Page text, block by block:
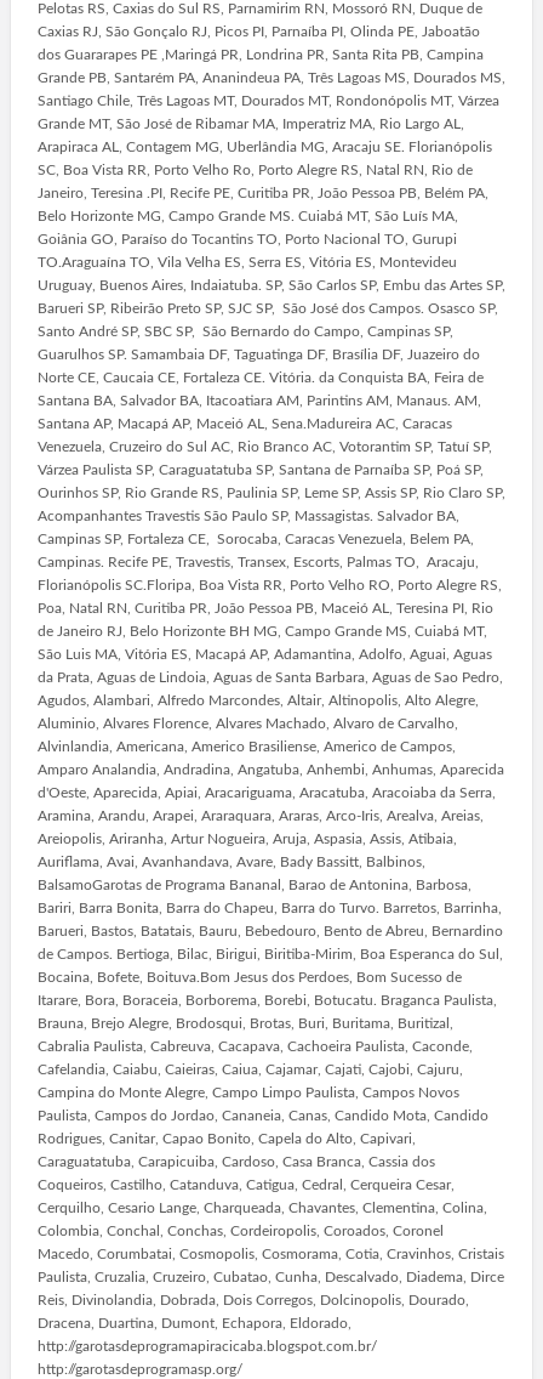
Pelotas RS, Caxias do Sul RS, Parnamirim RN, Mossoró RN, Duque de
Caxias RJ, São Gonçalo RJ, Picos PI, Parnaíba PI, Olinda PE, Jaboatão
dos Guararapes PE ,Maringá PR, Londrina PR, Santa Rita PB, Campina
Grande PB, Santarém PA, Ananindeua PA, Três Lagoas MS, Dourados MS,
Santiago Chile, Três Lagoas MT, Dourados MT, Rondonópolis MT, Várzea
Grande MT, São José de Ribamar MA, Imperatriz MA, Rio Largo AL,
Arapiraca AL, Contagem MG, Uberlândia MG, Aracaju SE. Florianópolis
SC, Boa Vista RR, Porto Velho Ro, Porto Alegre RS, Natal RN, Rio de
Janeiro, Teresina .PI, Recife PE, Curitiba PR, João Pessoa PB, Belém PA,
Belo Horizonte MG, Campo Grande MS. Cuiabá MT, São Luís MA,
Goiânia GO, Paraíso do Tocantins TO, Porto Nacional TO, Gurupi
TO.Araguaína TO, Vila Velha ES, Serra ES, Vitória ES, Montevideu
Uruguay, Buenos Aires, Indaiatuba. SP, São Carlos SP, Embu das Artes SP,
Barueri SP, Ribeirão Preto SP, SJC SP, São José dos Campos. Osasco SP,
Santo André SP, SBC SP, São Bernardo do Campo, Campinas SP,
Guarulhos SP. Samambaia DF, Taguatinga DF, Brasília DF, Juazeiro do
Norte CE, Caucaia CE, Fortaleza CE. Vitória. da Conquista BA, Feira de
Santana BA, Salvador BA, Itacoatiara AM, Parintins AM, Manaus. AM,
Santana AP, Macapá AP, Maceió AL, Sena.Madureira AC, Caracas
Venezuela, Cruzeiro do Sul AC, Rio Branco AC, Votorantim SP, Tatuí SP,
Várzea Paulista SP, Caraguatatuba SP, Santana de Parnaíba SP, Poá SP,
Ourinhos SP, Rio Grande RS, Paulinia SP, Leme SP, Assis SP, Rio Claro SP,
Acompanhantes Travestis São Paulo SP, Massagistas. Salvador BA,
Campinas SP, Fortaleza CE, Sorocaba, Caracas Venezuela, Belem PA,
Campinas. Recife PE, Travestis, Transex, Escorts, Palmas TO, Aracaju,
Florianópolis SC.Floripa, Boa Vista RR, Porto Velho RO, Porto Alegre RS,
Poa, Natal RN, Curitiba PR, João Pessoa PB, Maceió AL, Teresina PI, Rio
de Janeiro RJ, Belo Horizonte BH MG, Campo Grande MS, Cuiabá MT,
São Luis MA, Vitória ES, Macapá AP, Adamantina, Adolfo, Aguai, Aguas
da Prata, Aguas de Lindoia, Aguas de Santa Barbara, Aguas de Sao Pedro,
Agudos, Alambari, Alfredo Marcondes, Altair, Altinopolis, Alto Alegre,
Aluminio, Alvares Florence, Alvares Machado, Alvaro de Carvalho,
Alvinlandia, Americana, Americo Brasiliense, Americo de Campos,
Amparo Analandia, Andradina, Angatuba, Anhembi, Anhumas, Aparecida
d'Oeste, Aparecida, Apiai, Aracariguama, Aracatuba, Aracoiaba da Serra,
Aramina, Arandu, Arapei, Araraquara, Araras, Arco-Iris, Arealva, Areias,
Areiopolis, Ariranha, Artur Nogueira, Aruja, Aspasia, Assis, Atibaia,
Auriflama, Avai, Avanhandava, Avare, Bady Bassitt, Balbinos,
BalsamoGarotas de Programa Bananal, Barao de Antonina, Barbosa,
Bariri, Barra Bonita, Barra do Chapeu, Barra do Turvo. Barretos, Barrinha,
Barueri, Bastos, Batatais, Bauru, Bebedouro, Bento de Abreu, Bernardino
de Campos. Bertioga, Bilac, Birigui, Biritiba-Mirim, Boa Esperanca do Sul,
Bocaina, Bofete, Boituva.Bom Jesus dos Perdoes, Bom Sucesso de
Itarare, Bora, Boraceia, Borborema, Borebi, Botucatu. Braganca Paulista,
Brauna, Brejo Alegre, Brodosqui, Brotas, Buri, Buritama, Buritizal,
Cabralia Paulista, Cabreuva, Cacapava, Cachoeira Paulista, Caconde,
Cafelandia, Caiabu, Caieiras, Caiua, Cajamar, Cajati, Cajobi, Cajuru,
Campina do Monte Alegre, Campo Limpo Paulista, Campos Novos
Paulista, Campos do Jordao, Cananeia, Canas, Candido Mota, Candido
Rodrigues, Canitar, Capao Bonito, Capela do Alto, Capivari,
Caraguatatuba, Carapicuiba, Cardoso, Casa Branca, Cassia dos
Coqueiros, Castilho, Catanduva, Catigua, Cedral, Cerqueira Cesar,
Cerquilho, Cesario Lange, Charqueada, Chavantes, Clementina, Colina,
Colombia, Conchal, Conchas, Cordeiropolis, Coroados, Coronel
Macedo, Corumbatai, Cosmopolis, Cosmorama, Cotia, Cravinhos, Cristais
Paulista, Cruzalia, Cruzeiro, Cubatao, Cunha, Descalvado, Diadema, Dirce
Reis, Divinolandia, Dobrada, Dois Corregos, Dolcinopolis, Dourado,
Dracena, Duartina, Dumont, Echapora, Eldorado,
http://garotasdeprogramapiracicaba.blogspot.com.br/
http://garotasdeprogramasp.org/